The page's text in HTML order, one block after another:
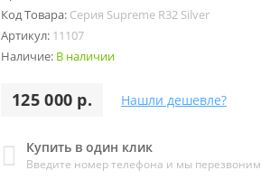
Код Товара: Серия Supreme R32 Silver
Артикул: 11107
Наличие: В наличии
125 000 р. Нашли дешевле?
Купить в один клик
Введите номер телефона и мы перезвоним